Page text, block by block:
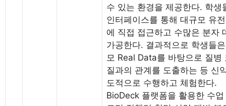
수 있는 환경을 제공한다. 학
인터페이스를 통해 대규모 유
에 직접 접근하고 수많은 분자
가공한다. 결과적으로 학생들
모 Real Data를 바탕으로 질
질과의 관계를 도출하는 등 신
도적으로 수행하고 체험한다.
BioDeck 플랫폼을 활용한 수